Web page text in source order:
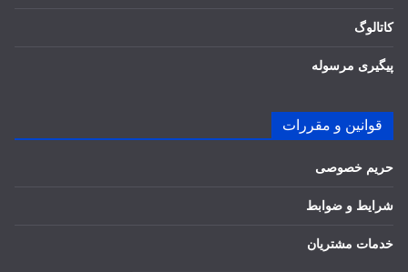
کاتالوگ
پیگیری مرسوله
قوانین و مقررات
حریم خصوصی
شرایط و ضوابط
خدمات مشتریان